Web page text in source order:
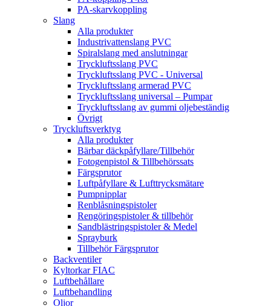
PA-skarvkoppling
Slang
Alla produkter
Industrivattenslang PVC
Spiralslang med anslutningar
Tryckluftsslang PVC
Tryckluftsslang PVC - Universal
Tryckluftsslang armerad PVC
Tryckluftsslang universal – Pumpar
Tryckluftsslang av gummi oljebeständig
Övrigt
Tryckluftsverktyg
Alla produkter
Bärbar däckpåfyllare/Tillbehör
Fotogenpistol & Tillbehörssats
Färgsprutor
Luftpåfyllare & Lufttrycksmätare
Pumpnipplar
Renblåsningspistoler
Rengöringspistoler & tillbehör
Sandblästringspistoler & Medel
Sprayburk
Tillbehör Färgsprutor
Backventiler
Kyltorkar FIAC
Luftbehållare
Luftbehandling
Oljor